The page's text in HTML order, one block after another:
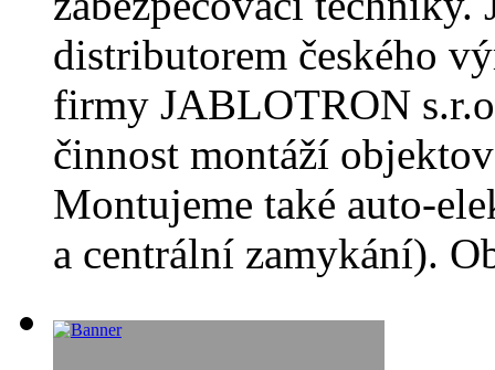
distributorem českého
firmy JABLOTRON
činnost montáží
Montujeme také auto-
a centrální zamykání).